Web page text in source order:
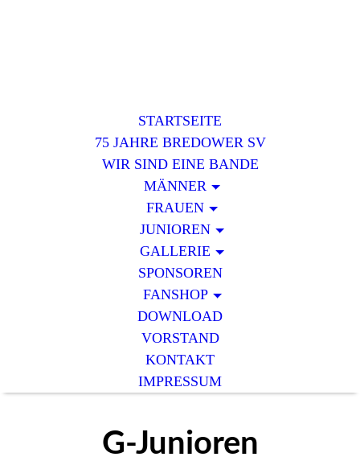
STARTSEITE
75 JAHRE BREDOWER SV
WIR SIND EINE BANDE
MÄNNER
FRAUEN
JUNIOREN
GALLERIE
SPONSOREN
FANSHOP
DOWNLOAD
VORSTAND
KONTAKT
IMPRESSUM
G-Junioren